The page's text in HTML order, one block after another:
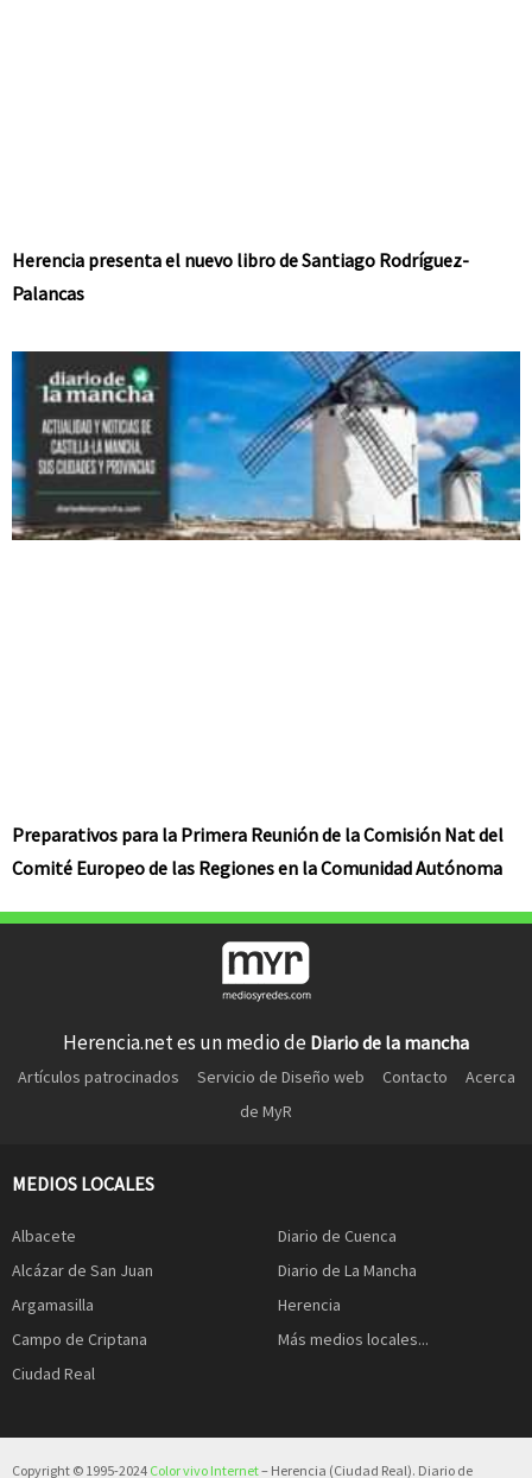
Herencia presenta el nuevo libro de Santiago Rodríguez-
Palancas
Preparativos para la Primera Reunión de la Comisión Nat del
Comité Europeo de las Regiones en la Comunidad Autónoma
Herencia.net es un medio de Diario de la mancha
Artículos patrocinados Servicio de Diseño web Contacto
Acerca
de MyR
MEDIOS LOCALES
Albacete
Alcázar de San Juan
Argamasilla
Campo de Criptana
Ciudad Real
Diario de Cuenca
Diario de La Mancha
Herencia
Más medios locales...
Copyright © 1995-2024 Color vivo Internet– Herencia (Ciudad Real). Diario de